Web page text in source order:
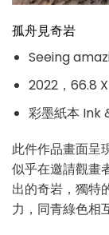
孤舟見奇岩
Seeing
2022，66.8
彩墨紙本
此件作品畫⾯呈
似乎在邀請觀畫
出的奇岩，獨特
⼒，同⻘綠⾊相